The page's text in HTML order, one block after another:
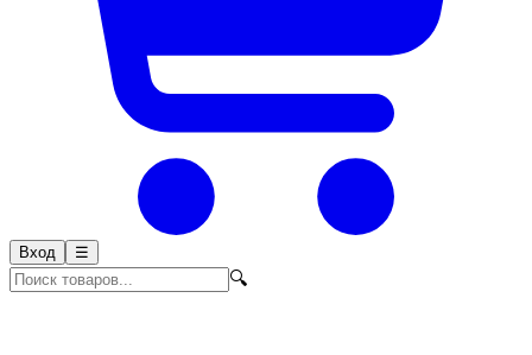
Вход ☰
🔍